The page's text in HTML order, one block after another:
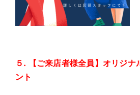
５. 【ご来店者様全員】オリジナ
ント